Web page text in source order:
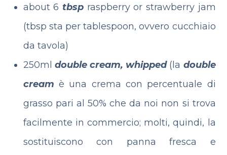
about 6tbsp raspberry or strawberry jam
(tbsp sta per tablespoon, ovvero cucchiaio
da tavola)
250ml double cream, whipped(la double
cream è una crema con percentuale di
grasso pari al 50% che da noi non si trova
facilmente in commercio; molti, quindi, la
sostituiscono con panna fresca e